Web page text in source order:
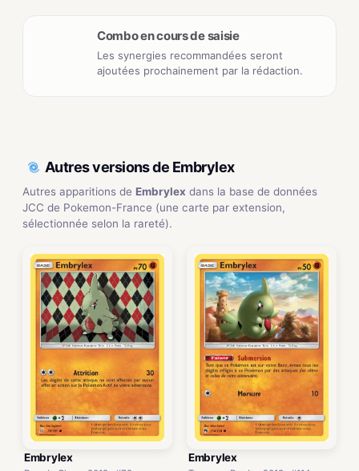
Combo en cours de saisie
Les synergies recommandées seront
ajoutées prochainement par la rédaction.
Autres versions de Embrylex
Autres apparitions de Embrylex dans la base de données
JCC de Pokemon-France (une carte par extension,
sélectionnée selon la rareté).
Embrylex Embrylex